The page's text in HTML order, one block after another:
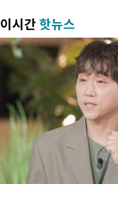
이시간핫뉴스